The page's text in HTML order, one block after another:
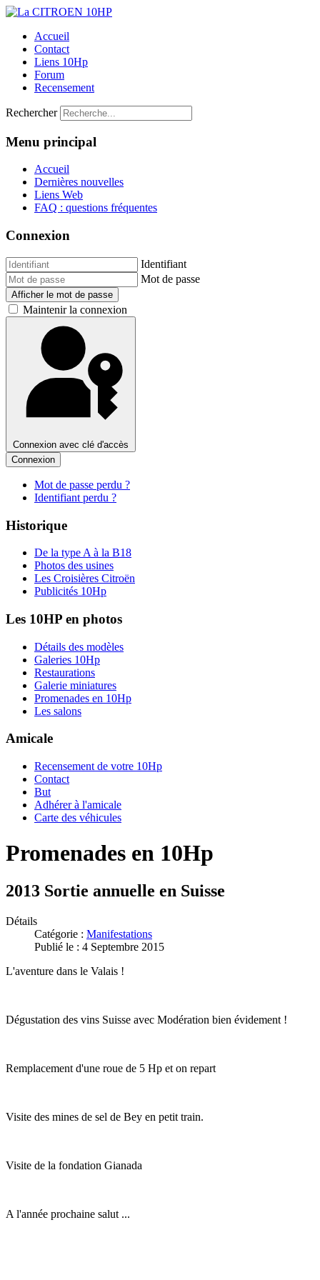
Accueil
Contact
Liens 10Hp
Forum
Recensement
Rechercher
Menu principal
Accueil
Dernières nouvelles
Liens Web
FAQ : questions fréquentes
Connexion
Identifiant
Mot de passe
Afficher le mot de passe
Maintenir la connexion
Connexion avec clé d'accès
Connexion
Mot de passe perdu ?
Identifiant perdu ?
Historique
De la type A à la B18
Photos des usines
Les Croisières Citroën
Publicités 10Hp
Les 10HP en photos
Détails des modèles
Galeries 10Hp
Restaurations
Galerie miniatures
Promenades en 10Hp
Les salons
Amicale
Recensement de votre 10Hp
Contact
But
Adhérer à l'amicale
Carte des véhicules
Promenades en 10Hp
2013 Sortie annuelle en Suisse
Détails
Catégorie : Manifestations
Publié le : 4 Septembre 2015
L'aventure dans le Valais !
Dégustation des vins Suisse avec Modération bien évidement !
Remplacement d'une roue de 5 Hp et on repart
Visite des mines de sel de Bey en petit train.
Visite de la fondation Gianada
A l'année prochaine salut ...